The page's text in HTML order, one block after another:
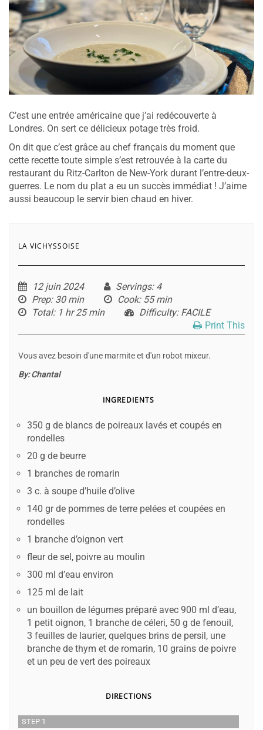
C’est une entrée américaine que j’ai redécouverte à
Londres. On sert ce délicieux potage très froid.
On dit que c’est grâce au chef français du moment que
cette recette toute simple s’est retrouvée à la carte du
restaurant du Ritz-Carlton de New-York durant l’entre-deux-
guerres. Le nom du plat a eu un succès immédiat ! J’aime
aussi beaucoup le servir bien chaud en hiver.
LA VICHYSSOISE
12 juin 2024 Servings: 4
Prep: 30 min Cook: 55 min
Total: 1 hr 25 min Difficulty: FACILE
Print This
Vous avez besoin d'une marmite et d'un robot mixeur.
By:Chantal
INGREDIENTS
350 g de blancs de poireaux lavés et coupés en
rondelles
20 g de beurre
1 branches de romarin
3 c. à soupe d’huile d’olive
140 gr de pommes de terre pelées et coupées en
rondelles
1 branche d’oignon vert
fleur de sel, poivre au moulin
300 ml d’eau environ
125 ml de lait
un bouillon de légumes préparé avec 900 ml d’eau,
1 petit oignon, 1 branche de céleri, 50 g de fenouil,
3 feuilles de laurier, quelques brins de persil, une
branche de thym et de romarin, 10 grains de poivre
et un peu de vert des poireaux
DIRECTIONS
STEP 1